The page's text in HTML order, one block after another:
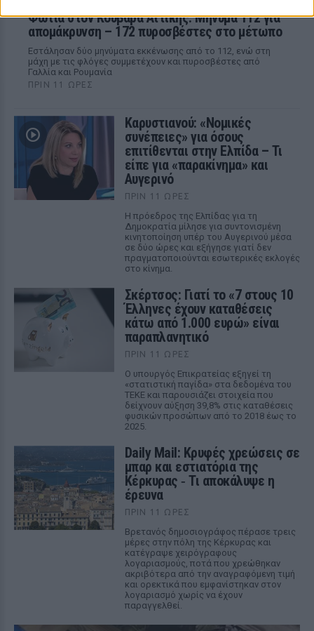
Φωτιά στον Κουβαρά Αττικής: Μήνυμα 112 για
απομάκρυνση – 172 πυροσβέστες στο μέτωπο
Εστάλησαν δύο μηνύματα εκκένωσης από το 112, ενώ στη
μάχη με τις φλόγες συμμετέχουν και πυροσβέστες από
Γαλλία και Ρουμανία
ΠΡΙΝ 11 ΏΡΕΣ
Καρυστιανού: «Νομικές
συνέπειες» για όσους
επιτίθενται στην Ελπίδα – Τι
είπε για «παρακίνημα» και
Αυγερινό
ΠΡΙΝ 11 ΏΡΕΣ
Η πρόεδρος της Ελπίδας για τη
Δημοκρατία μίλησε για συντονισμένη
κινητοποίηση υπέρ του Αυγερινού μέσα
σε δύο ώρες και εξήγησε γιατί δεν
πραγματοποιούνται εσωτερικές εκλογές
στο κίνημα.
Σκέρτσος: Γιατί το «7 στους 10
Έλληνες έχουν καταθέσεις
κάτω από 1.000 ευρώ» είναι
παραπλανητικό
ΠΡΙΝ 11 ΏΡΕΣ
Ο υπουργός Επικρατείας εξηγεί τη
«στατιστική παγίδα» στα δεδομένα του
ΤΕΚΕ και παρουσιάζει στοιχεία που
δείχνουν αύξηση 39,8% στις καταθέσεις
φυσικών προσώπων από το 2018 έως το
2025.
Daily Mail: Κρυφές χρεώσεις σε
μπαρ και εστιατόρια της
Κέρκυρας ‑ Τι αποκάλυψε η
έρευνα
ΠΡΙΝ 11 ΏΡΕΣ
Βρετανός δημοσιογράφος πέρασε τρεις
μέρες στην πόλη της Κέρκυρας και
κατέγραψε χειρόγραφους
λογαριασμούς, ποτά που χρεώθηκαν
ακριβότερα από την αναγραφόμενη τιμή
και ορεκτικά που εμφανίστηκαν στον
λογαριασμό χωρίς να έχουν
παραγγελθεί.